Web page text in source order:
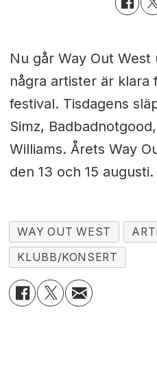
Nu går Way Out
några artister är klara
festival. Tisdagens
Simz,
Williams. Årets Way
den 13 och 15 augusti.
WAY OUT WEST
KLUBB/KONSERT